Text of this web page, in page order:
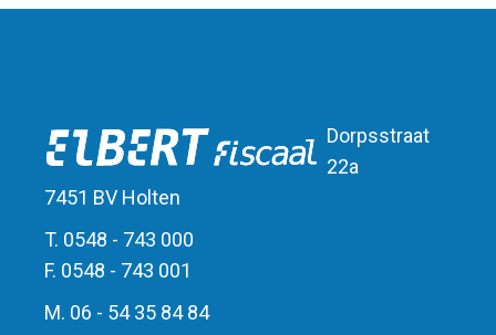
Dorpsstraat
22a
7451 BV Holten
T. 0548 - 743 000
F. 0548 - 743 001
M. 06 - 54 35 84 84